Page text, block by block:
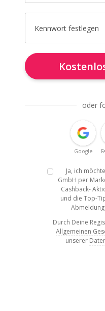
Kennwort festlegen
oder
Google
Ja, ich
GmbH per
Cashback-
und die Top-
Durch Deine
Allgemeinen
unserer